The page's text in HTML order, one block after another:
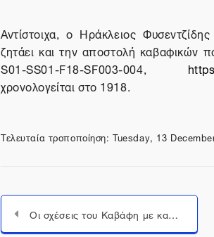
Αντίστοιχα, ο Ηράκλειος
ζητάει και την αποστολή καβαφικών
S01-SS01-F18-SF003-004,
χρονολογείται στο 1918.
Τελευταία τροποποίηση: Tuesday, 13
Οι σχέσεις του Καβάφη με καλλιτεχνικούς κύκλους του ελλαδικού χώρου